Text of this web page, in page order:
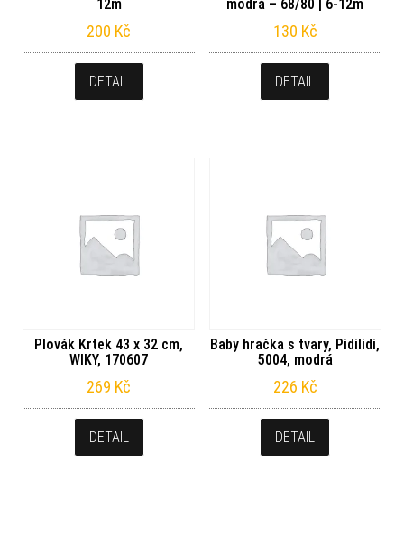
12m
200 Kč
DETAIL
modrá – 68/80 | 6-12m
130 Kč
DETAIL
Plovák Krtek 43 x 32 cm,
WIKY, 170607
269 Kč
DETAIL
Baby hračka s tvary, Pidilidi,
5004, modrá
226 Kč
DETAIL